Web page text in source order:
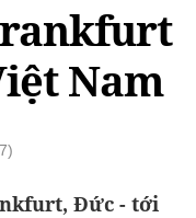
Nam
Đức - tới